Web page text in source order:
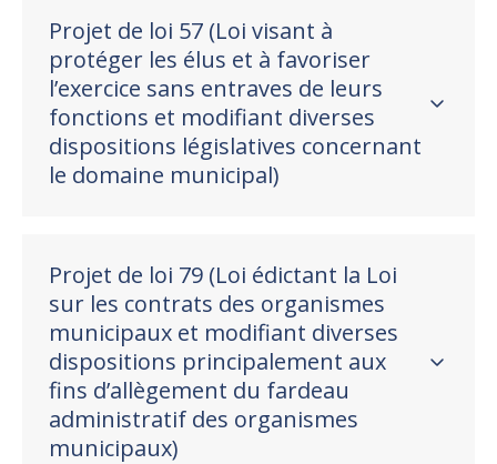
Projet de loi 57 (Loi visant à
protéger les élus et à favoriser
l’exercice sans entraves de leurs
fonctions et modifiant diverses
dispositions législatives concernant
le domaine municipal)
Projet de loi 79 (Loi édictant la Loi
sur les contrats des organismes
municipaux et modifiant diverses
dispositions principalement aux
fins d’allègement du fardeau
administratif des organismes
municipaux)